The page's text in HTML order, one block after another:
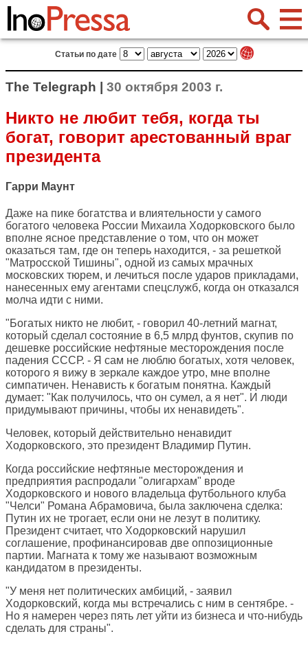
Статьи по дате
The Telegraph | 30 октября 2003 г.
Никто не любит тебя, когда ты
богат, говорит арестованный враг
президента
Гарри Маунт
Даже на пике богатства и влиятельности у самого
богатого человека России Михаила Ходорковского было
вполне ясное представление о том, что он может
оказаться там, где он теперь находится, - за решеткой
"Матросской Тишины", одной из самых мрачных
московских тюрем, и лечиться после ударов прикладами,
нанесенных ему агентами спецслужб, когда он отказался
молча идти с ними.
"Богатых никто не любит, - говорил 40-летний магнат,
который сделал состояние в 6,5 млрд фунтов, скупив по
дешевке российские нефтяные месторождения после
падения СССР. - Я сам не люблю богатых, хотя человек,
которого я вижу в зеркале каждое утро, мне вполне
симпатичен. Ненависть к богатым понятна. Каждый
думает: "Как получилось, что он сумел, а я нет". И люди
придумывают причины, чтобы их ненавидеть".
Человек, который действительно ненавидит
Ходорковского, это президент Владимир Путин.
Когда российские нефтяные месторождения и
предприятия распродали "олигархам" вроде
Ходорковского и нового владельца футбольного клуба
"Челси" Романа Абрамовича, была заключена сделка:
Путин их не трогает, если они не лезут в политику.
Президент считает, что Ходорковский нарушил
соглашение, профинансировав две оппозиционные
партии. Магната к тому же называют возможным
кандидатом в президенты.
"У меня нет политических амбиций, - заявил
Ходорковский, когда мы встречались с ним в сентябре. -
Но я намерен через пять лет уйти из бизнеса и что-нибудь
сделать для страны".